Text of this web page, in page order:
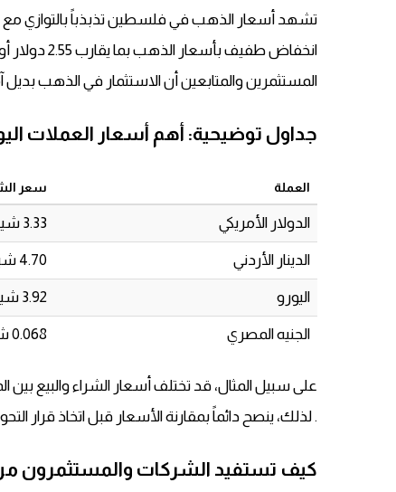
تشهد أسعار الذهب في فلسطين تذبذباً بالتوازي مع
المستثمرين والمتابعين أن الاستثمار في الذهب
جداول توضيحية: أهم أسعار العملات
العملة سعر
الدولار الأمريكي 3.33 شيكل
الدينار الأردني 4.70 شيكل
اليورو 3.92 شيكل
الجنيه المصري 0.068 شيكل
على سبيل المثال، قد تختلف أسعار الشراء والبيع
. لذلك، ينصح دائماً بمقارنة الأسعار قبل اتخاذ قرار
كيف تستفيد الشركات والمستثمرون من